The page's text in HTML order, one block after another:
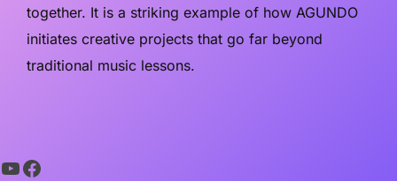
together. It is a striking example of how AGUNDO
initiates creative projects that go far beyond
traditional music lessons.
YouTube
Facebook